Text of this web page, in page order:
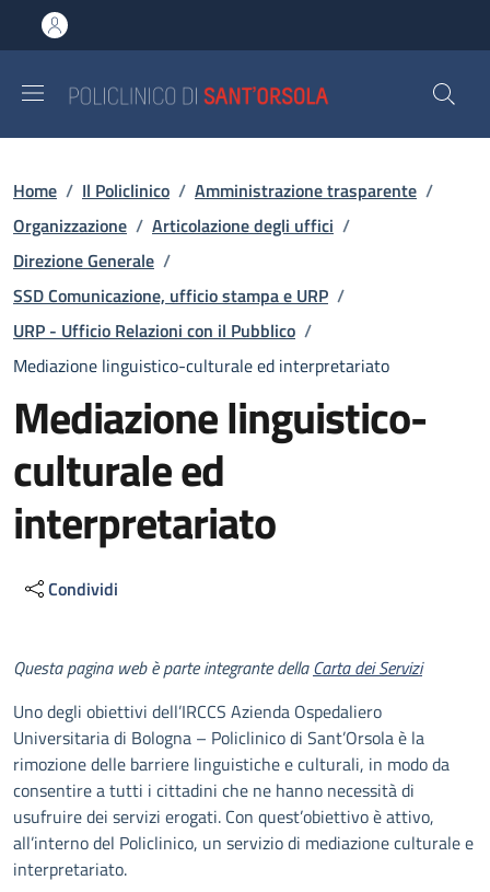
al contenuto principale
to footer content
Briciole di pane
Home / Il Policlinico / Amministrazione trasparente /
Organizzazione / Articolazione degli uffici /
Direzione Generale /
SSD Comunicazione, ufficio stampa e URP /
URP - Ufficio Relazioni con il Pubblico /
Mediazione linguistico-culturale ed interpretariato
Mediazione linguistico-
culturale ed
interpretariato
Condividi
Descrizione
Questa pagina web è parte integrante dellaCarta dei Servizi
Uno degli obiettivi dell’IRCCS Azienda Ospedaliero
Universitaria di Bologna – Policlinico di Sant’Orsola è la
rimozione delle barriere linguistiche e culturali, in modo da
consentire a tutti i cittadini che ne hanno necessità di
usufruire dei servizi erogati. Con quest’obiettivo è attivo,
all’interno del Policlinico, un servizio di mediazione culturale e
interpretariato.